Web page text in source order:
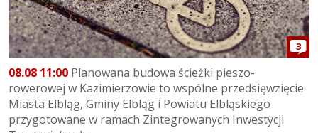
3
08.08 11:00 Planowana budowa ścieżki pieszo-
rowerowej w Kazimierzowie to wspólne przedsięwzięcie
Miasta Elbląg, Gminy Elbląg i Powiatu Elbląskiego
przygotowane w ramach Zintegrowanych Inwestycji